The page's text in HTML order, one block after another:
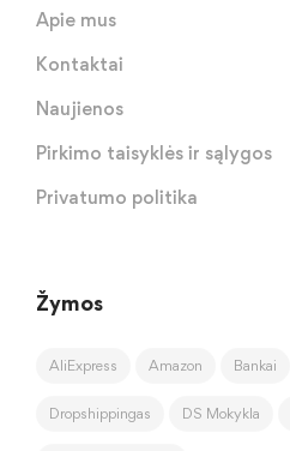
Apie mus
Kontaktai
Naujienos
Pirkimo taisyklės ir sąlygos
Privatumo politika
Žymos
AliExpress Amazon Bankai
Dropshippingas DS Mokykla